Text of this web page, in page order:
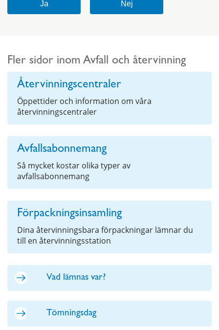
Fler sidor inom Avfall och återvinning
Återvinningscentraler
Öppettider och information om våra
återvinningscentraler
Avfallsabonnemang
Så mycket kostar olika typer av
avfallsabonnemang
Förpackningsinsamling
Dina återvinningsbara förpackningar lämnar du
till en återvinningsstation
Vad lämnas var?
Tömningsdag